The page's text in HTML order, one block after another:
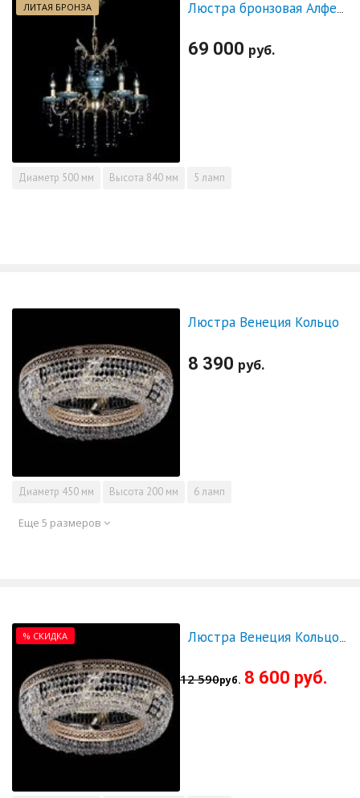
ЛИТАЯ БРОНЗА Люстра бронзовая Алфея №5 "Малахит" шар черная
69 000 руб.
Диаметр 500 мм Высота 840 мм 5 ламп
Люстра Венеция Кольцо
8 390 руб.
Диаметр 450 мм Высота 200 мм 6 ламп
Еще 5 размеров
% СКИДКА
12 590руб. 8 600 руб.